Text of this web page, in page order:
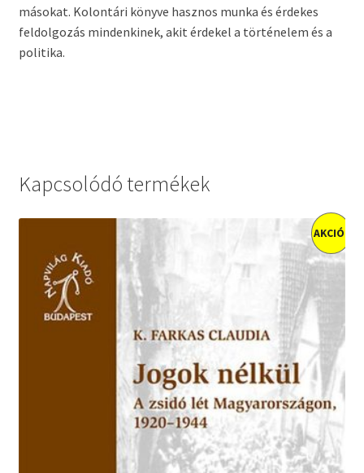
másokat. Kolontári könyve hasznos munka és érdekes
feldolgozás mindenkinek, akit érdekel a történelem és a
politika.
Kapcsolódó termékek
AKCIÓ!